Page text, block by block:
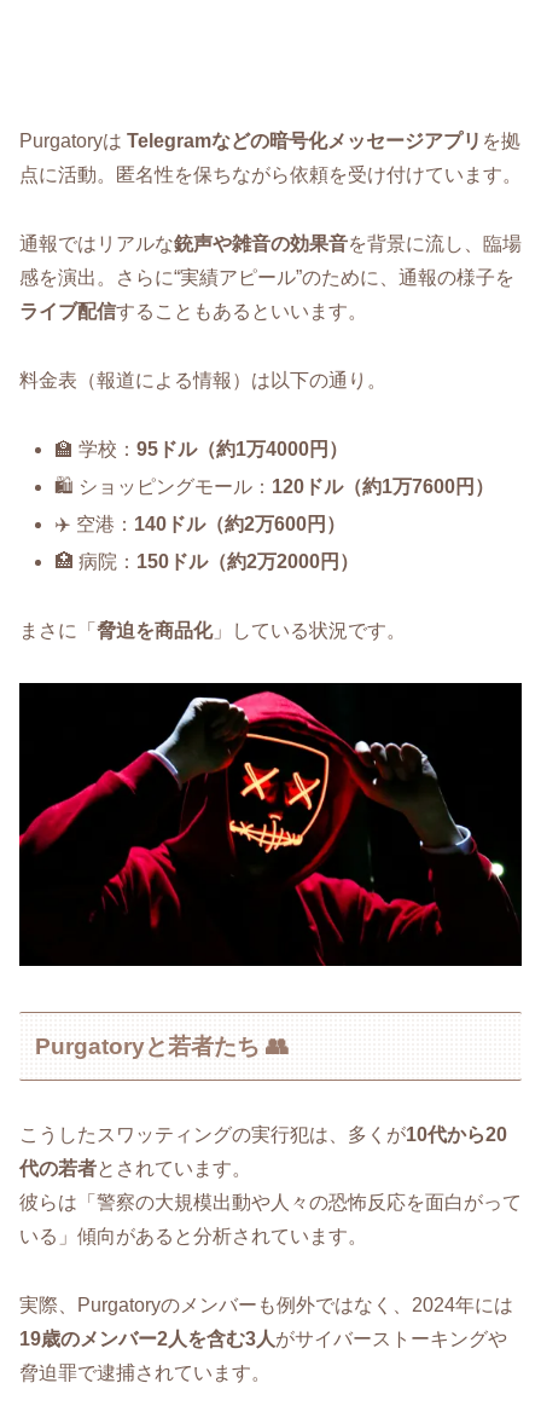
Purgatoryは Telegramなどの暗号化メッセージアプリ を拠
点に活動。匿名性を保ちながら依頼を受け付けています。
通報ではリアルな銃声や雑音の効果音を背景に流し、臨場
感を演出。さらに“実績アピール”のために、通報の様子を
ライブ配信することもあるといいます。
料金表（報道による情報）は以下の通り。
🏫 学校：95ドル（約1万4000円）
🛍️ ショッピングモール： 120ドル（約1万7600円）
✈️ 空港： 140ドル（約2万600円）
🏥 病院： 150ドル（約2万2000円）
まさに「 脅迫を商品化」している状況です。
Purgatoryと若者たち 👥
こうしたスワッティングの実行犯は、多くが10代から20
代の若者とされています。
彼らは「警察の大規模出動や人々の恐怖反応を面白がって
いる」傾向があると分析されています。
実際、Purgatoryのメンバーも例外ではなく、2024年には
19歳のメンバー2人を含む3人がサイバーストーキングや
脅迫罪で逮捕されています。